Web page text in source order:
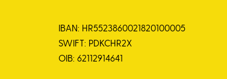
IBAN: HR5523860021820100005
SWIFT: PDKCHR2X
OIB: 62112914641